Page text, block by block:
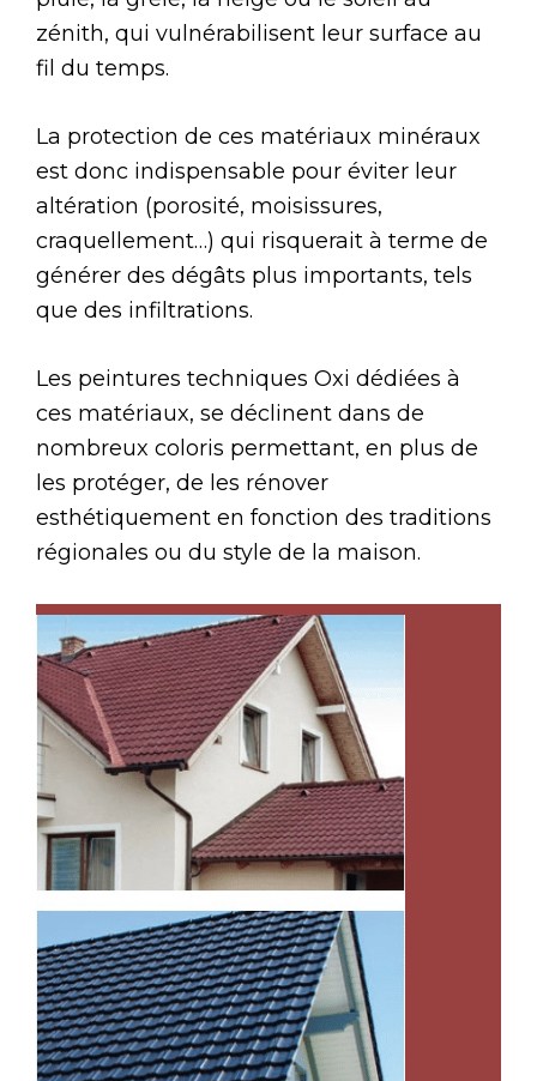
zénith, qui vulnérabilisent leur surface au
fil du temps.
La protection de ces matériaux minéraux
est donc indispensable pour éviter leur
altération (porosité, moisissures,
craquellement…) qui risquerait à terme de
générer des dégâts plus importants, tels
que des infiltrations.
Les peintures techniques Oxi dédiées à
ces matériaux, se déclinent dans de
nombreux coloris permettant, en plus de
les protéger, de les rénover
esthétiquement en fonction des traditions
régionales ou du style de la maison.